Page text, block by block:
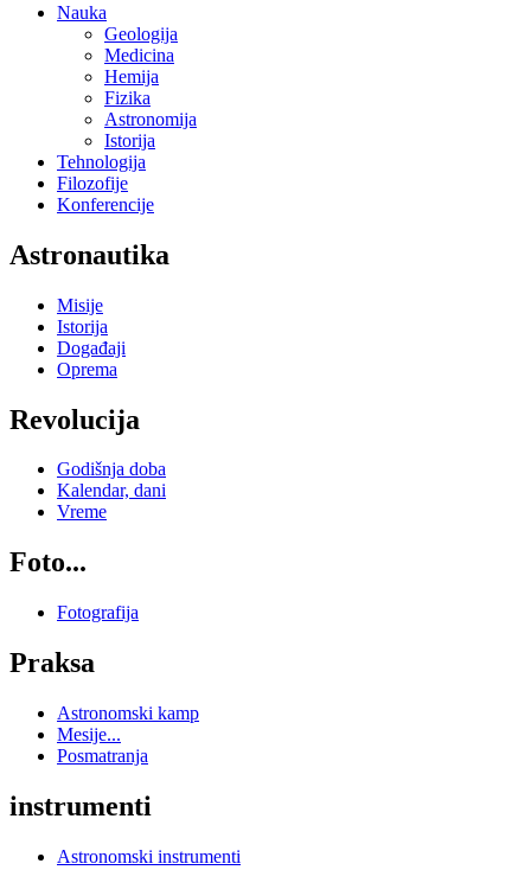
Nauka
Geologija
Medicina
Hemija
Fizika
Astronomija
Istorija
Tehnologija
Filozofije
Konferencije
Astronautika
Misije
Istorija
Događaji
Oprema
Revolucija
Godišnja doba
Kalendar, dani
Vreme
Foto...
Fotografija
Praksa
Astronomski kamp
Mesije...
Posmatranja
instrumenti
Astronomski instrumenti